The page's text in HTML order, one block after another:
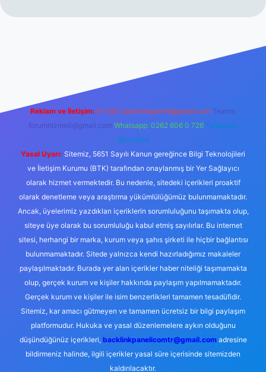
Reklam ve İletişim: E-mail: backlinkpaneli@gmail.com Teams:
forumhizmeti@gmail.com Whatsapp: 0262 606 0 726 Telegram:
@karabul
Yasal Uyarı: Sitemiz, 5651 Sayılı Kanun gereğince Bilgi Teknolojileri
ve İletişim Kurumu (BTK) tarafından onaylanmış bir Yer Sağlayıcı
olarak hizmet vermektedir. Bu nedenle, sitedeki içerikleri proaktif
olarak denetleme veya araştırma yükümlülüğümüz bulunmamaktadır.
Ancak, üyelerimiz yazdıkları içeriklerin sorumluluğunu taşımakta olup,
siteye üye olarak bu sorumluluğu kabul etmiş sayılırlar. Bu internet
sitesi, herhangi bir marka, kurum veya şahıs şirketi ile hiçbir bağlantısı
bulunmamaktadır. Sitede yalnızca kendi hazırladığımız makaleler
paylaşılmaktadır. Burada yer alan içerikler haber niteliği taşımamakta
olup, gerçek kurum ve kişiler hakkında paylaşım yapılmamaktadır.
Gerçek kurum ve kişiler ile isim benzerlikleri tamamen tesadüfidir.
Sitemiz, kar amacı gütmeyen ve tamamen ücretsiz bir bilgi paylaşım
platformudur. Hukuka ve yasal düzenlemelere aykırı olduğunu
düşündüğünüz içerikleri, backlinkpanelicomtr@gmail.comadresine
bildirmeniz halinde, ilgili içerikler yasal süre içerisinde sitemizden
kaldırılacaktır.